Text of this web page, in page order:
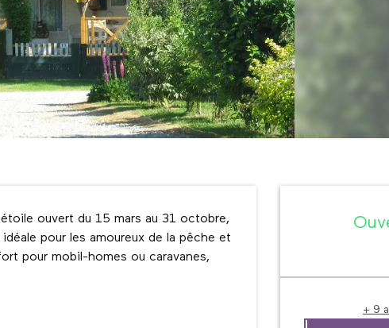
+ 9
ouvert du 15 mars au 31 octobre,
pour les amoureux de la pêche et
pour mobil-homes ou caravanes,